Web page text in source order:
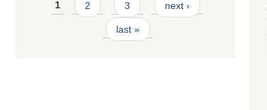
1 2 3 next ›
last »